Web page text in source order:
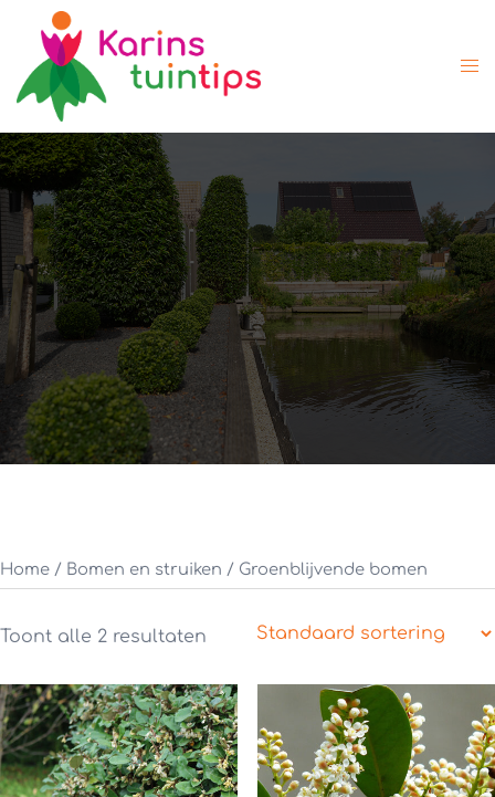
Home / Bomen en struiken / Groenblijvende bomen
Toont alle 2 resultaten